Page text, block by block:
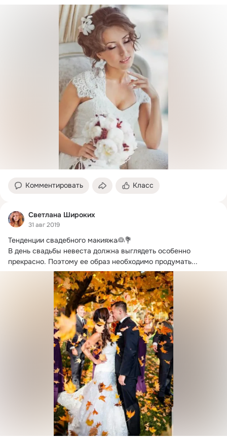
Комментировать Класс
Светлана Широких
31 авг 2019
Тенденции свадебного макияжа👰💐
В день свадьбы невеста должна выглядеть особенно
прекрасно. Поэтому ее образ необходимо продумать...